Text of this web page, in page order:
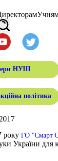
НУШ
політика
року ГО "Смарт
України для